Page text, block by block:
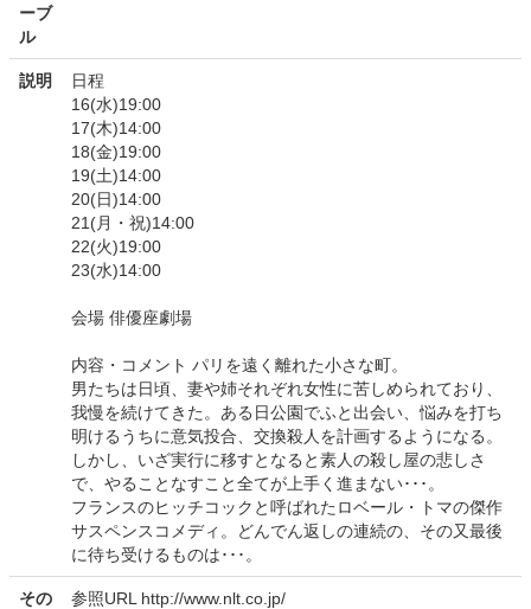
ーブ
ル
説明
日程
16(水)19:00
17(木)14:00
18(金)19:00
19(土)14:00
20(日)14:00
21(月・祝)14:00
22(火)19:00
23(水)14:00
会場 俳優座劇場
内容・コメント パリを遠く離れた小さな町。
男たちは日頃、妻や姉それぞれ女性に苦しめられており、
我慢を続けてきた。ある日公園でふと出会い、悩みを打ち
明けるうちに意気投合、交換殺人を計画するようになる。
しかし、いざ実行に移すとなると素人の殺し屋の悲しさ
で、やることなすこと全てが上手く進まない･･･。
フランスのヒッチコックと呼ばれたロベール・トマの傑作
サスペンスコメディ。どんでん返しの連続の、その又最後
に待ち受けるものは･･･。
その
参照URL http://www.nlt.co.jp/